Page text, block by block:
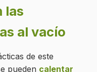
las
al vacío
de este
pueden calentar